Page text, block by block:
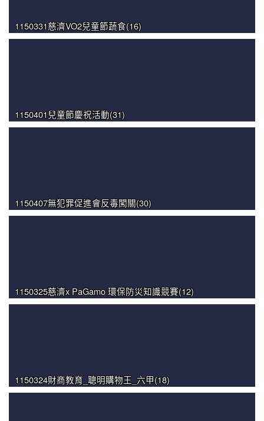
1150331慈濟VO2兒童節蔬食(16)
1150401兒童節慶祝活動(31)
1150407無犯罪促進會反毒闖關(30)
1150325慈濟x PaGamo 環保防災知識競賽(12)
1150324財商教育_聰明購物王_六甲(18)